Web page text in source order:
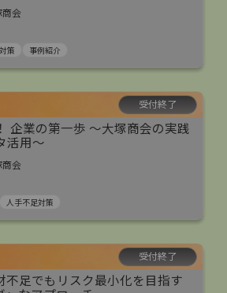
商会
策 事例紹介
受付終了
企業の第一歩 ～大塚商会の実践
活用～
商会
人手不足対策
受付終了
不足でもリスク最小化を目指す